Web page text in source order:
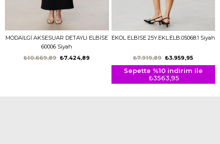
MODAİLGİ AKSESUAR DETAYLI ELBİSE
60006 Siyah
₺7.424,89
₺10.669,89
EKOL ELBİSE 25Y.EKL.ELB.05068.1 Siyah
₺3.959,95
₺7.919,89
Sepette %10 indirim ile
₺3563,95